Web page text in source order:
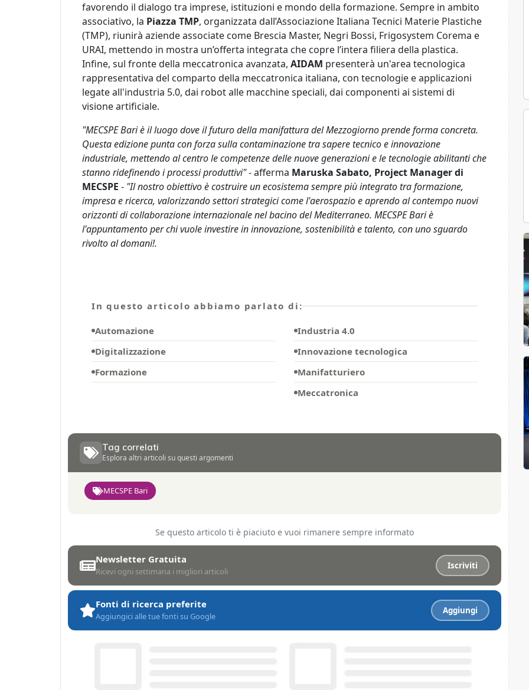
favorendo il dialogo tra imprese, istituzioni e mondo della formazione. Sempre in ambito
associativo, la Piazza TMP, organizzata dall’Associazione Italiana Tecnici Materie Plastiche
(TMP), riunirà aziende associate come Brescia Master, Negri Bossi, Frigosystem Corema e
URAI, mettendo in mostra un’offerta integrata che copre l’intera filiera della plastica.
Infine, sul fronte della meccatronica avanzata, AIDAM presenterà un'area tecnologica
rappresentativa del comparto della meccatronica italiana, con tecnologie e applicazioni
legate all'industria 5.0, dai robot alle macchine speciali, dai componenti ai sistemi di
visione artificiale.
"MECSPE Bari è il luogo dove il futuro della manifattura del Mezzogiorno prende forma concreta.
Questa edizione punta con forza sulla contaminazione tra sapere tecnico e innovazione
industriale, mettendo al centro le competenze delle nuove generazioni e le tecnologie abilitanti che
stanno ridefinendo i processi produttivi"- afferma Maruska Sabato, Project Manager di
MECSPE - "Il nostro obiettivo è costruire un ecosistema sempre più integrato tra formazione,
impresa e ricerca, valorizzando settori strategici come l'aerospazio e aprendo al contempo nuovi
orizzonti di collaborazione internazionale nel bacino del Mediterraneo. MECSPE Bari è
l'appuntamento per chi vuole investire in innovazione, sostenibilità e talento, con uno sguardo
rivolto al domani!.
In questo articolo abbiamo parlato di:
Automazione
Digitalizzazione
Formazione
Industria 4.0
Innovazione tecnologica
Manifatturiero
Meccatronica
Tag correlati
Esplora altri articoli su questi argomenti
MECSPE Bari
Se questo articolo ti è piaciuto e vuoi rimanere sempre informato
Newsletter Gratuita
Ricevi ogni settimana i migliori articoli
Iscriviti
Fonti di ricerca preferite
Aggiungici alle tue fonti su Google
Aggiungi